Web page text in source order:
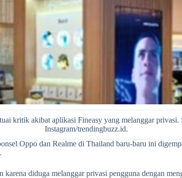
kritik akibat aplikasi Fineasy yang melanggar privasi.
Instagram/trendingbuzz.id.
Oppo dan Realme di Thailand baru-baru ini
karena diduga melanggar privasi pengguna dengan